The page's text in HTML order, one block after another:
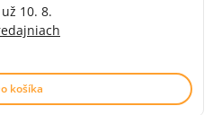
10. 8.
košíka